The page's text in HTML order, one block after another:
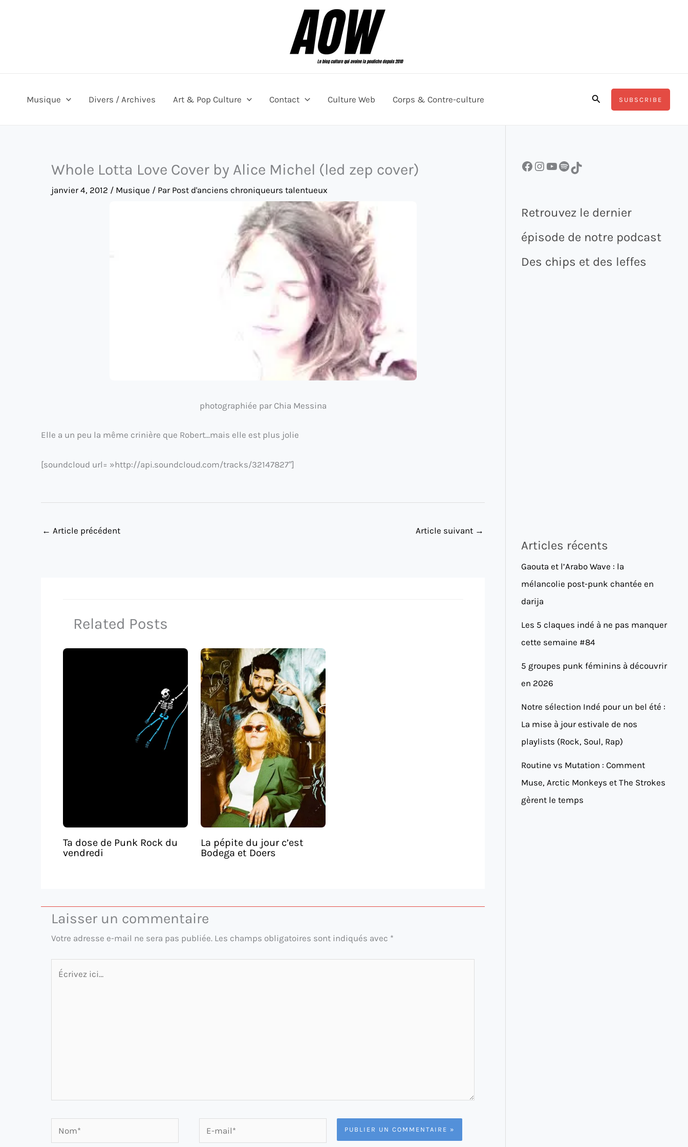
Musique Divers / Archives Art & Pop Culture Contact Culture Web Corps & Contre-culture RechercherSUBSCRIBE
Whole Lotta Love Cover by Alice Michel (led zep cover)
janvier 4, 2012 / Musique / Par Post d'anciens chroniqueurs talentueux
photographiée par Chia Messina
Elle a un peu la même crinière que Robert…mais elle est plus jolie
[soundcloud url= »http://api.soundcloud.com/tracks/32147827″]
← Article précédent Article suivant →
Related Posts
Ta dose de Punk Rock du
vendredi
La pépite du jour c’est
Bodega et Doers
Laisser un commentaire
Votre adresse e-mail ne sera pas publiée. Les champs obligatoires sont indiqués avec *
Écrivez
Nom*
mail*
Facebook InstagramYouTube Spotify TikTok
Retrouvez le dernier
épisode de notre podcast
Des chips et des leffes
Articles récents
Gaouta et l’Arabo Wave : la
mélancolie post-punk chantée en
darija
Les 5 claques indé à ne pas manquer
cette semaine #84
5 groupes punk féminins à découvrir
en 2026
Notre sélection Indé pour un bel été :
La mise à jour estivale de nos
playlists (Rock, Soul, Rap)
Routine vs Mutation : Comment
Muse, Arctic Monkeys et The Strokes
gèrent le temps